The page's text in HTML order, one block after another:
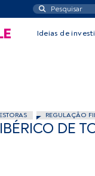
Ideias de
REGULAÇÃO
DE